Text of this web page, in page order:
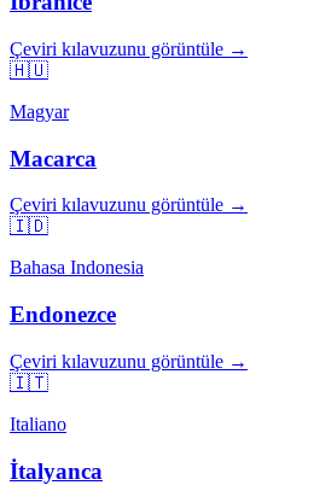
Çeviri kılavuzunu görüntüle →
🇭🇺
Magyar
Macarca
Çeviri kılavuzunu görüntüle →
🇮🇩
Bahasa Indonesia
Endonezce
Çeviri kılavuzunu görüntüle →
🇮🇹
Italiano
İtalyanca